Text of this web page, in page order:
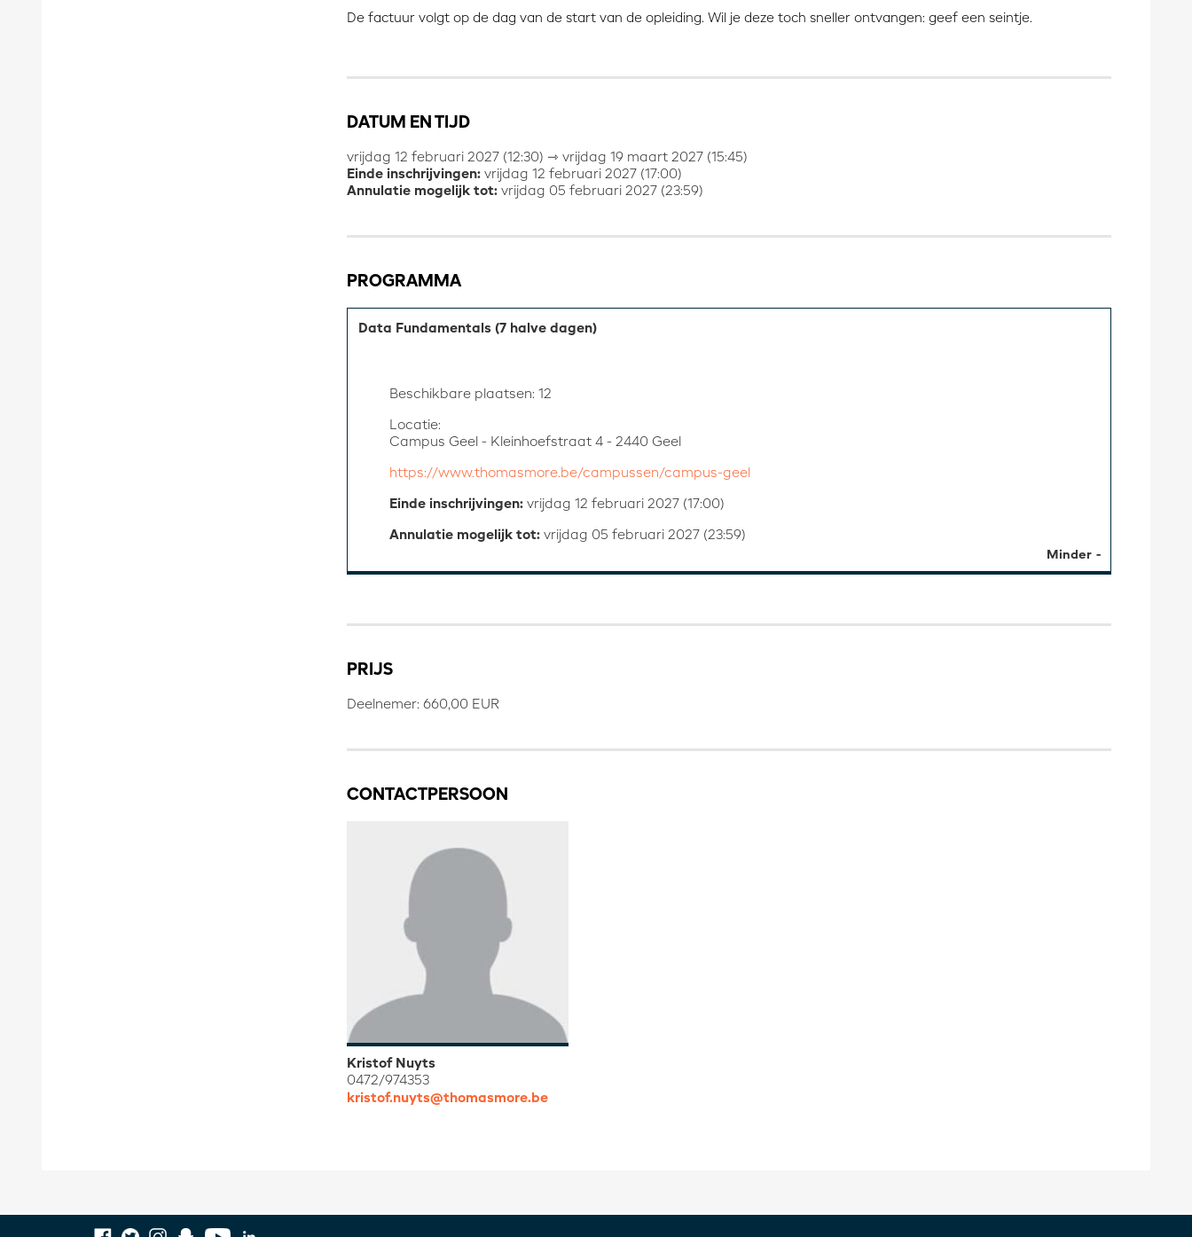
De factuur volgt op de dag van de start van de opleiding. Wil je deze toch sneller ontvangen: geef een seintje.
DATUM EN TIJD
vrijdag 12 februari 2027 (12:30) ⇾ vrijdag 19 maart 2027 (15:45)
Einde inschrijvingen: vrijdag 12 februari 2027 (17:00)
Annulatie mogelijk tot: vrijdag 05 februari 2027 (23:59)
PROGRAMMA
Data Fundamentals (7 halve dagen)
Minder
Beschikbare plaatsen: 12
Locatie:
Campus Geel - Kleinhoefstraat 4 - 2440 Geel
https://www.thomasmore.be/campussen/campus-geel
Einde inschrijvingen: vrijdag 12 februari 2027 (17:00)
Annulatie mogelijk tot: vrijdag 05 februari 2027 (23:59)
PRIJS
Deelnemer: 660,00 EUR
CONTACTPERSOON
Kristof Nuyts
0472/974353
kristof.nuyts@thomasmore.be